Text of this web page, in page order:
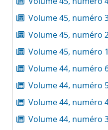
Volume 45, numéro
Volume 45, numéro
Volume 45, numéro 1
Volume 44, numéro
Volume 44, numéro
Volume 44, numéro
Volume 44, numéro